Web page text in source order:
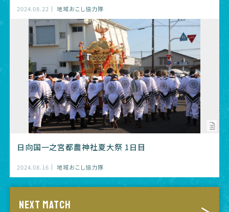
2024.08.22 地域おこし協力隊
日向国一之宮都農神社夏大祭 1日目
2024.08.16 地域おこし協力隊
NEXT MATCH